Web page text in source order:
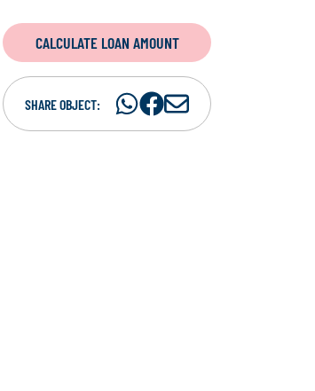
CALCULATE LOAN AMOUNT
SHARE OBJECT:
ShareShare
S